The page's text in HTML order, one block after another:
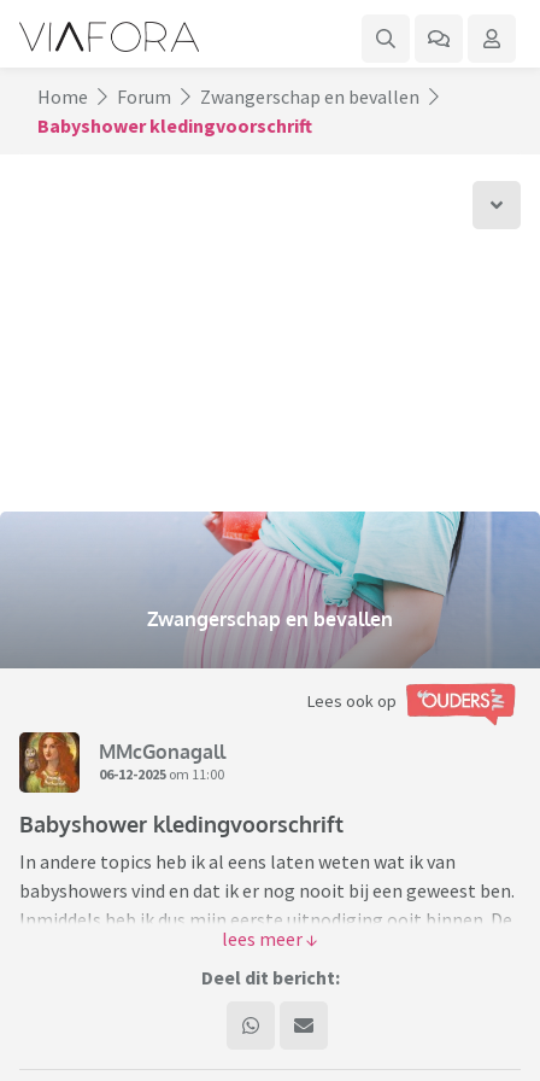
Home Forum
Zwangerschap en bevallen
Babyshower kledingvoorschrift
Zwangerschap en bevallen
Lees ook op
MMcGonagall
06-12-2025 om 11:00
Babyshower kledingvoorschrift
In andere topics heb ik al eens laten weten wat ik van
babyshowers vind en dat ik er nog nooit bij een geweest ben.
Inmiddels heb ik dus mijn eerste uitnodiging ooit binnen. De
dochter van mijn vriend krijgt een tweede kind en ik vind de
uitnodiging echt heel leuk. Bij de vorige kon ik niet komen
dochter heeft dit gedoe beëindigd door te stoppen met
gescheiden feestjes. Heel fijn dus!
Deel dit bericht: